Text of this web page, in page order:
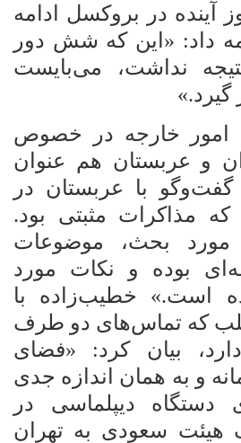
آینده در بروکسل ادامه
داد: «این که شش دور
نداشت، می‌بایست
گیرد.»
امور خارجه در خصوص
و عربستان هم عنوان
با عربستان در
که مذاکرات مثبتی بود.
مورد بحث، موضوعات
بوده و نکات مورد
است.» خطیب‌زاده با
که تماس‌های دو طرف
بیان کرد: «فضای
و به همان اندازه جدی
دیپلماسی در
سعودی به تهران